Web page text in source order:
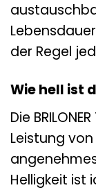
der Regel
Wie hell ist
Die
Leistung
Helligkeit ist